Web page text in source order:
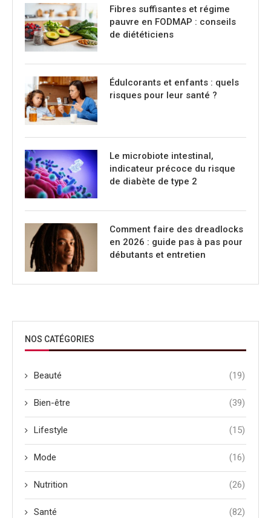
Fibres suffisantes et régime
pauvre en FODMAP : conseils
de diététiciens
Édulcorants et enfants : quels
risques pour leur santé ?
Le microbiote intestinal,
indicateur précoce du risque
de diabète de type 2
Comment faire des dreadlocks
en 2026 : guide pas à pas pour
débutants et entretien
NOS CATÉGORIES
Beauté (19)
Bien-être (39)
Lifestyle (15)
Mode (16)
Nutrition (26)
Santé (82)